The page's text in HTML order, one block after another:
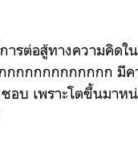
รต่อสู้ทางความคิดใ
กกกกกกกกกกก มีค
อบ เพราะโตขึ้นมา